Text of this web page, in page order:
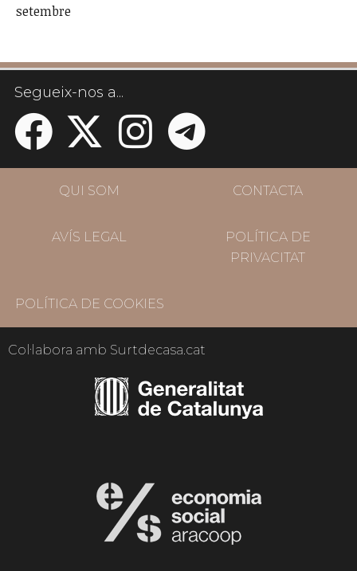
setembre
Segueix-nos a...
QUI SOM CONTACTA
AVÍS LEGAL
POLÍTICA DE
PRIVACITAT
POLÍTICA DE COOKIES
Col·labora amb Surtdecasa.cat